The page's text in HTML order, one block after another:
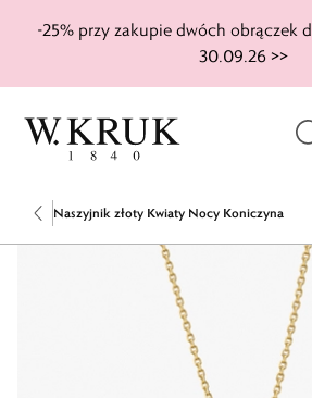
-25% przy zakupie dwóch obrączek
30.09.26 >>
Naszyjnik złoty Kwiaty Nocy Koniczyna